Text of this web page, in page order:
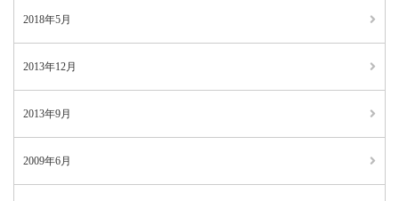
2018年5月
2013年12月
2013年9月
2009年6月